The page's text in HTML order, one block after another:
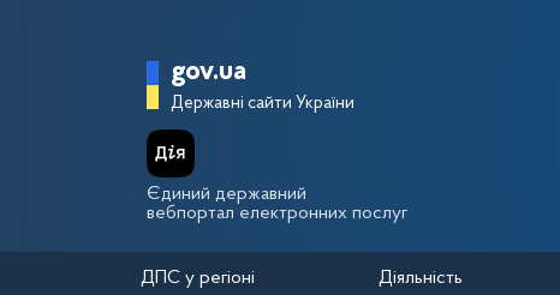
Головна сторінка
gov.ua
Державні сайти України
Єдиний державний
вебпортал електронних послуг
ДПС у регіоні Діяльність